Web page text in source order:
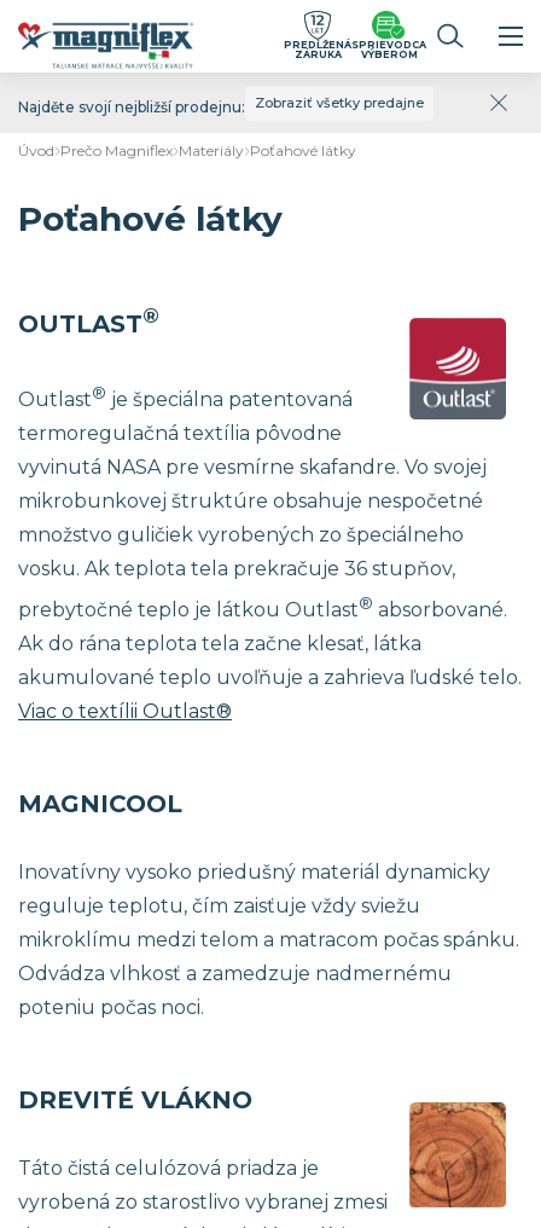
Najděte svojí nejbližší prodejnu: Zobraziť všetky predajne
PREDĹŽENÁ
ZÁRUKA
SPRIEVODCA
VÝBEROM
Úvod Prečo Magniflex Materiály Poťahové látky
Poťahové látky
OUTLAST®
Outlast® je špeciálna patentovaná
termoregulačná textília pôvodne
vyvinutá NASA pre vesmírne skafandre. Vo svojej
mikrobunkovej štruktúre obsahuje nespočetné
množstvo guličiek vyrobených zo špeciálneho
vosku. Ak teplota tela prekračuje 36 stupňov,
prebytočné teplo je látkou Outlast® absorbované.
Ak do rána teplota tela začne klesať, látka
akumulované teplo uvoľňuje a zahrieva ľudské telo.
Viac o textílii Outlast®
MAGNICOOL
Inovatívny vysoko priedušný materiál dynamicky
reguluje teplotu, čím zaisťuje vždy sviežu
mikroklímu medzi telom a matracom počas spánku.
Odvádza vlhkosť a zamedzuje nadmernému
poteniu počas noci.
DREVITÉ VLÁKNO
Táto čistá celulózová priadza je
vyrobená zo starostlivo vybranej zmesi